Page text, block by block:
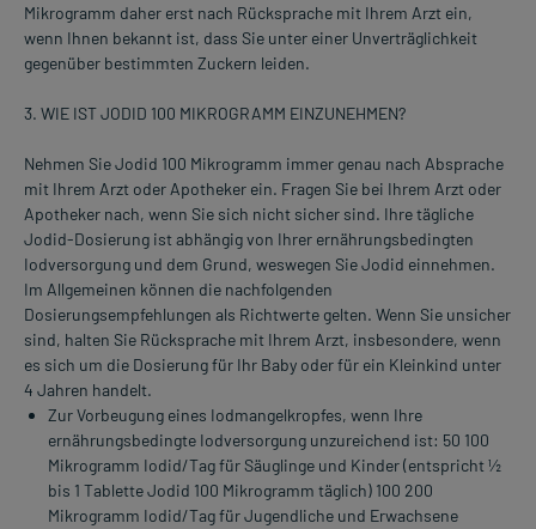
Mikrogramm daher erst nach Rücksprache mit Ihrem Arzt ein,
wenn Ihnen bekannt ist, dass Sie unter einer Unverträglichkeit
gegenüber bestimmten Zuckern leiden.
3. WIE IST JODID 100 MIKROGRAMM EINZUNEHMEN?
Nehmen Sie Jodid 100 Mikrogramm immer genau nach Absprache
mit Ihrem Arzt oder Apotheker ein. Fragen Sie bei Ihrem Arzt oder
Apotheker nach, wenn Sie sich nicht sicher sind. Ihre tägliche
Jodid-Dosierung ist abhängig von Ihrer ernährungsbedingten
Iodversorgung und dem Grund, weswegen Sie Jodid einnehmen.
Im Allgemeinen können die nachfolgenden
Dosierungsempfehlungen als Richtwerte gelten. Wenn Sie unsicher
sind, halten Sie Rücksprache mit Ihrem Arzt, insbesondere, wenn
es sich um die Dosierung für Ihr Baby oder für ein Kleinkind unter
4 Jahren handelt.
Zur Vorbeugung eines Iodmangelkropfes, wenn Ihre
ernährungsbedingte Iodversorgung unzureichend ist: 50 100
Mikrogramm Iodid/Tag für Säuglinge und Kinder (entspricht ½
bis 1 Tablette Jodid 100 Mikrogramm täglich) 100 200
Mikrogramm Iodid/Tag für Jugendliche und Erwachsene